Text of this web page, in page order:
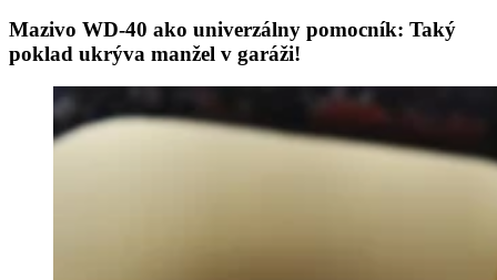
Mazivo WD-40 ako univerzálny pomocník: Taký
poklad ukrýva manžel v garáži!